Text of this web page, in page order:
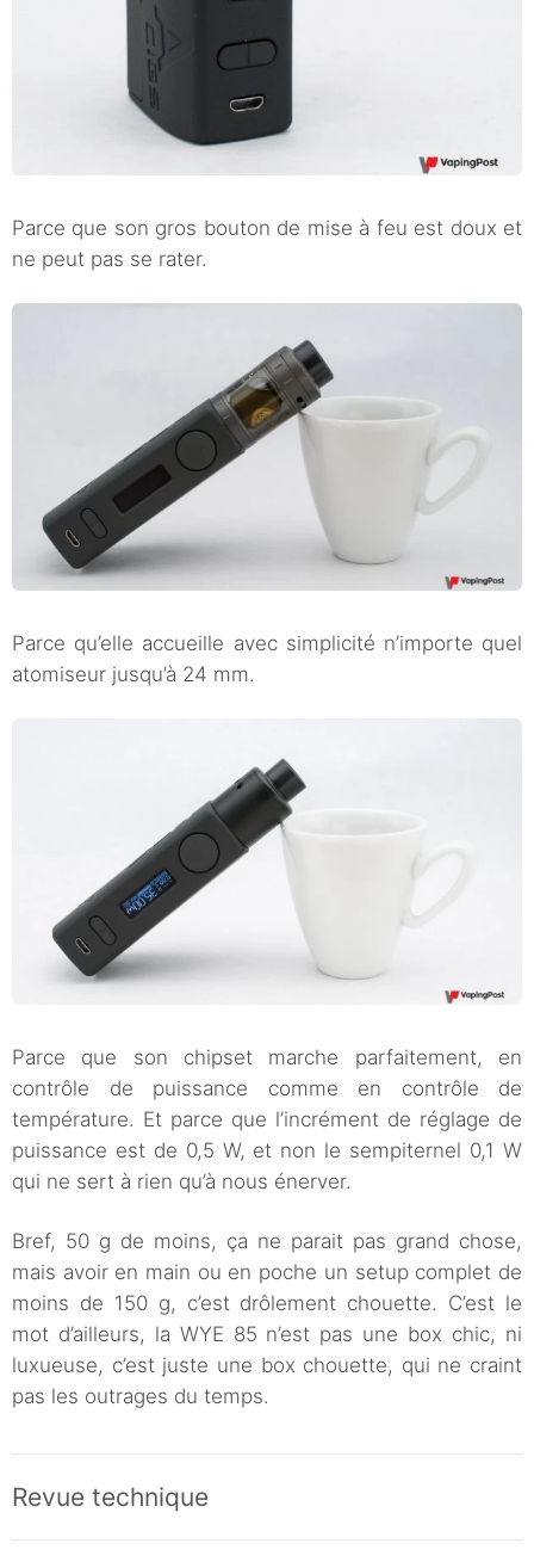
Parce que son gros bouton de mise à feu est doux et
ne peut pas se rater.
Parce qu’elle accueille avec simplicité n’importe quel
atomiseur jusqu’à 24 mm.
Parce que son chipset marche parfaitement, en
contrôle de puissance comme en contrôle de
température. Et parce que l’incrément de réglage de
puissance est de 0,5 W, et non le sempiternel 0,1 W
qui ne sert à rien qu’à nous énerver.
Bref, 50 g de moins, ça ne parait pas grand chose,
mais avoir en main ou en poche un setup complet de
moins de 150 g, c’est drôlement chouette. C’est le
mot d’ailleurs, la WYE 85 n’est pas une box chic, ni
luxueuse, c’est juste une box chouette, qui ne craint
pas les outrages du temps.
Revue technique